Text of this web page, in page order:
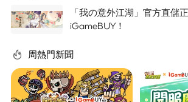
「我の意外江湖」官方直儲
iGameBUY！
周熱門新聞